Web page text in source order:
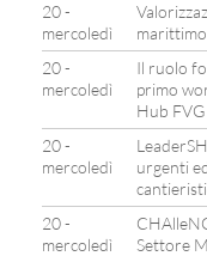
20 -
mercoledì
marittimo
20 -
mercoledì
Il ruolo
primo
Hub FVG
20 -
mercoledì
urgenti
20 -
mercoledì
Settore